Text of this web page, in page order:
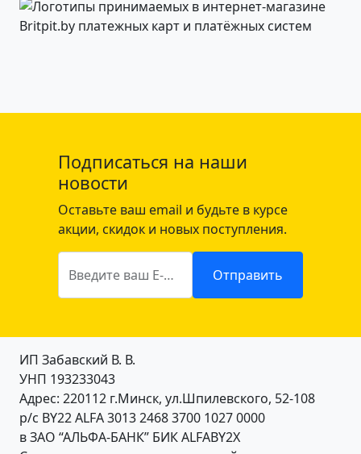
е
Подписаться на наши
новости
Оставьте ваш email и будьте в курсе
акции, скидок и новых поступления.
Введите ваш E-mail Отправить
ИП Забавский В. В.
УНП 193233043
Адрес: 220112 г.Минск, ул.Шпилевского, 52-108
р/с BY22 ALFA 3013 2468 3700 1027 0000
в ЗАО “АЛЬФА-БАНК” БИК ALFABY2X